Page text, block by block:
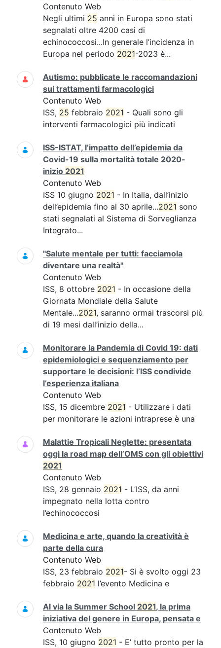
Contenuto Web
Negli ultimi 25 anni in Europa sono stati
segnalati oltre 4200 casi di
echinococcosi...In generale l’incidenza in
Europa nel periodo 2021-2023 è...
Autismo: pubblicate le raccomandazioni
sui trattamenti farmacologici
Contenuto Web
ISS, 25 febbraio 2021 - Quali sono gli
interventi farmacologici più indicati
ISS-ISTAT, l’impatto dell’epidemia da
Covid-19 sulla mortalità totale 2020-
inizio 2021
Contenuto Web
ISS 10 giugno 2021 - In Italia, dall’inizio
dell’epidemia fino al 30 aprile...2021 sono
stati segnalati al Sistema di Sorveglianza
Integrato...
"Salute mentale per tutti: facciamola
diventare una realtà"
Contenuto Web
ISS, 8 ottobre 2021 - In occasione della
Giornata Mondiale della Salute
Mentale...2021, saranno ormai trascorsi più
di 19 mesi dall’inizio della...
Monitorare la Pandemia di Covid 19: dati
epidemiologici e sequenziamento per
supportare le decisioni: l’ISS condivide
l’esperienza italiana
Contenuto Web
ISS, 15 dicembre 2021 - Utilizzare i dati
per monitorare le azioni intraprese è una
Malattie Tropicali Neglette: presentata
oggi la road map dell’OMS con gli obiettivi
2021
Contenuto Web
ISS, 28 gennaio 2021 - L’ISS, da anni
impegnato nella lotta contro
l’echinococcosi
Medicina e arte, quando la creatività è
parte della cura
Contenuto Web
ISS, 23 febbraio 2021- Si è svolto oggi 23
febbraio 2021 l’evento Medicina e
Al via la Summer School 2021, la prima
iniziativa del genere in Europa, pensata e
Contenuto Web
ISS, 10 giugno 2021 - E’ tutto pronto per la